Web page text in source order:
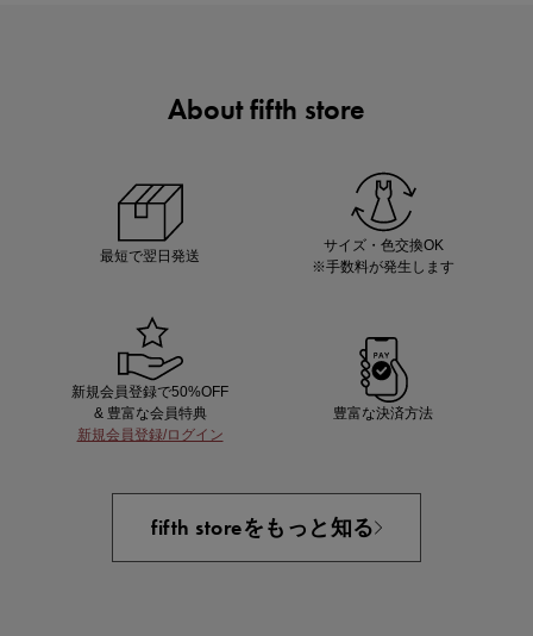
About fifth store
最短で翌日発送
サイズ・色交換OK
※手数料が発生します
新規会員登録で50%OFF
& 豊富な会員特典
新規会員登録/ログイン
豊富な決済方法
fifth storeをもっと知る